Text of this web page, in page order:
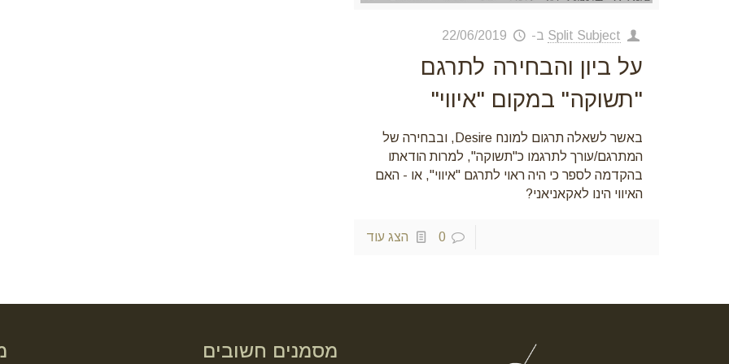
Split Subject ב- 22/06/2019
על ביון והבחירה לתרגם
"תשוקה" במקום "איווי"
באשר לשאלה תרגום למונח Desire, ובבחירה של
המתרגם/עורך לתרגמו כ"תשוקה", למרות הודאתו
בהקדמה לספר כי היה ראוי לתרגם "איווי", או - האם
האיווי הינו לאקאניאני?
0 הצג עוד
מסמנים חשובים